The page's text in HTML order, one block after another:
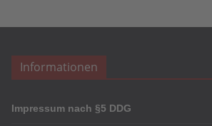
Informationen
Impressum nach §5 DDG